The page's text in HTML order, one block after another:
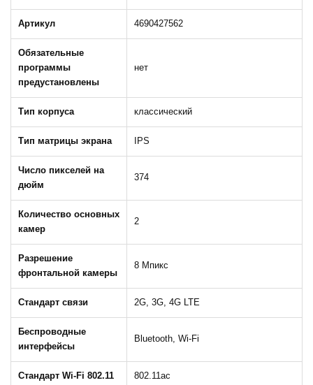
Артикул 4690427562
Обязательные
программы
предустановлены
нет
Тип корпуса классический
Тип матрицы экрана IPS
Число пикселей на
дюйм
374
Количество основных
камер
2
Разрешение
фронтальной камеры
8 Мпикс
Стандарт связи 2G, 3G, 4G LTE
Беспроводные
интерфейсы
Bluetooth, Wi-Fi
Стандарт Wi-Fi 802.11 802.11ac